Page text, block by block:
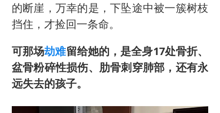
的断崖，万幸的是，下坠途中被一簇树枝
挡住，才捡回一条命。
可那场劫难留给她的，是全身17处骨折、
盆骨粉碎性损伤、肋骨刺穿肺部，还有永
远失去的孩子。